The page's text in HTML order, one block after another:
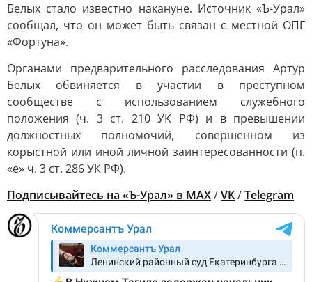
Белых стало известно накануне. Источник «Ъ-Урал»
сообщал, что он может быть связан с местной ОПГ
«Фортуна».
Органами предварительного расследования Артур
Белых обвиняется в участии в преступном
сообществе с использованием служебного
положения (ч. 3 ст. 210 УК РФ) и в превышении
должностных полномочий, совершенном из
корыстной или иной личной заинтересованности (п.
«е» ч. 3 ст. 286 УК РФ).
Подписывайтесь на «Ъ-Урал» в MAX/VK/Telegram